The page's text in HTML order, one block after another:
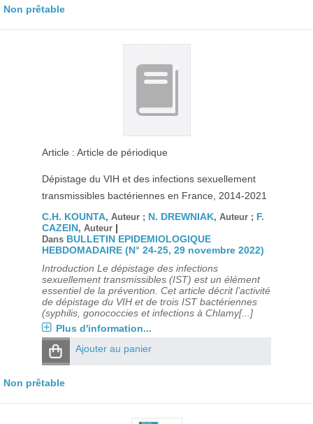
Non prêtable
Article : Article de périodique
Dépistage du VIH et des infections sexuellement
transmissibles bactériennes en France, 2014-2021
C.H. KOUNTA, Auteur ; N. DREWNIAK, Auteur ; F.
CAZEIN, Auteur |
Dans BULLETIN EPIDEMIOLOGIQUE
HEBDOMADAIRE (N° 24-25, 29 novembre 2022)
Introduction Le dépistage des infections
sexuellement transmissibles (IST) est un élément
essentiel de la prévention. Cet article décrit l’activité
de dépistage du VIH et de trois IST bactériennes
(syphilis, gonococcies et infections à Chlamy[...]
Plus d'information...
Ajouter au panier
Non prêtable